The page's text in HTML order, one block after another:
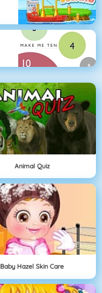
Animal Quiz
Baby Hazel Skin Care